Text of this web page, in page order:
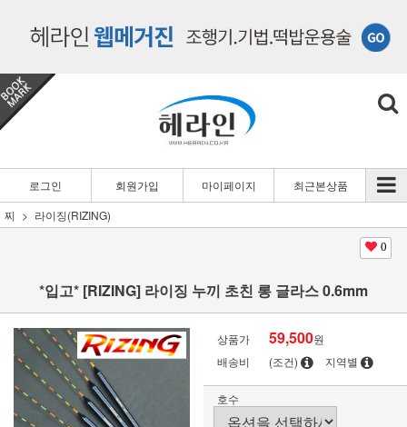
로그인 회원가입 마이페이지
최근본상품
찌
라이징(RIZING)
0
*입고* [RIZING] 라이징 누끼 초친 롱 글라스 0.6mm
상품가 59,500원
배송비
(조건) 지역별
호수